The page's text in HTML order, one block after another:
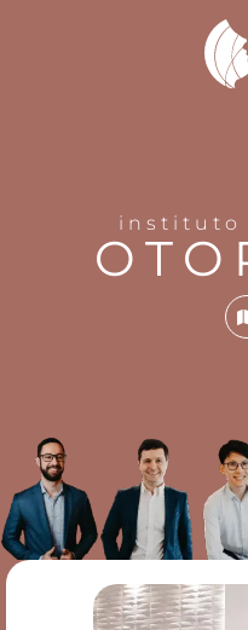
instituto